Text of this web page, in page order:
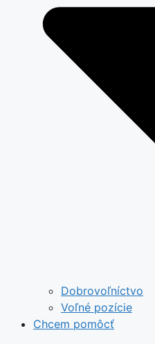
Dobrovoľníctvo
Voľné pozície
Chcem pomôcť